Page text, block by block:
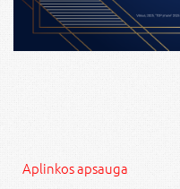
Aplinkos apsauga